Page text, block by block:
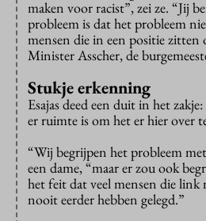
maken voor racist”, zei ze. “Jij
probleem is dat het probleem
mensen die in een positie zitten
Minister Asscher, de
Stukje erkenning
Esajas deed een duit in het
er ruimte is om het er hier over
“Wij begrijpen het probleem
een dame, “maar er zou ook
het feit dat veel mensen die
nooit eerder hebben gelegd.”